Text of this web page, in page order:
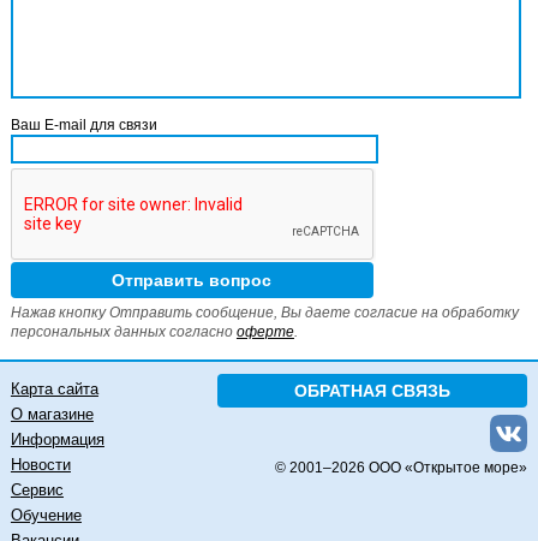
Ваш E-mail для связи
Нажав кнопку Отправить сообщение, Вы даете согласие на обработку
персональных данных согласно оферте.
ОБРАТНАЯ СВЯЗЬ
© 2001–2026 ООО «Открытое море»
Карта сайта
О магазине
Информация
Новости
Сервис
Обучение